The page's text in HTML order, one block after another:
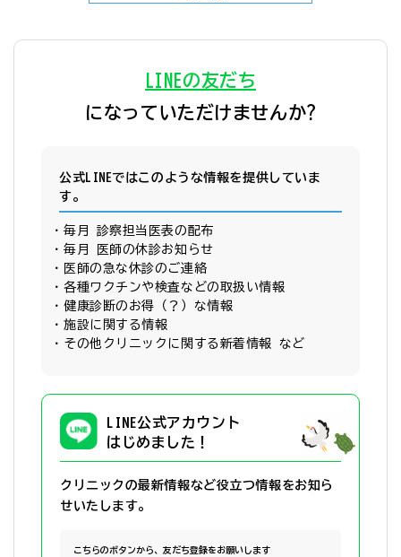
LINEの友だち
になっていただけませんか?
公式LINEではこのような情報を提供していま
す。
毎月 診察担当医表の配布
毎月 医師の休診お知らせ
医師の急な休診のご連絡
各種ワクチンや検査などの取扱い情報
健康診断のお得（？）な情報
施設に関する情報
その他クリニックに関する新着情報 など
LINE公式アカウント
はじめました！
クリニックの最新情報など役立つ情報をお知ら
せいたします。
こちらのボタンから、友だち登録をお願いします